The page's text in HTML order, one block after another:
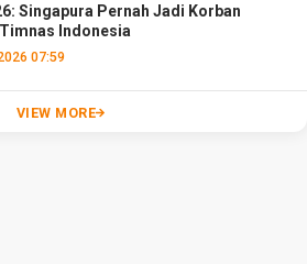
Singapura Pernah Jadi Korban
Indonesia
07:59
VIEW MORE